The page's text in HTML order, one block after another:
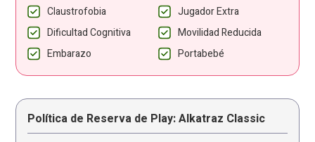
Claustrofobia
Jugador Extra
Dificultad Cognitiva
Movilidad Reducida
Embarazo
Portabebé
Política de Reserva de Play: Alkatraz Classic